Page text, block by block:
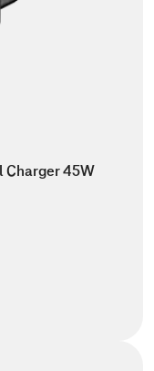
Charger 45W